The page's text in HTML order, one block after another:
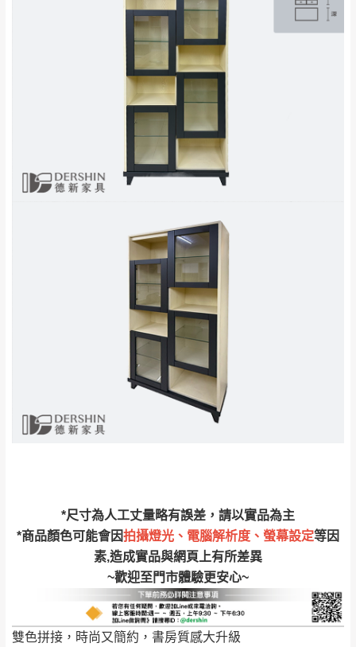
*尺寸為人工丈量略有誤差，請以實品為主
*商品顏色可能會因拍攝燈光、電腦解析度、螢幕設定等因
素,造成實品與網頁上有所差異
~歡迎至門市體驗更安心~
雙色拼接，時尚又簡約，書房質感大升級
峽山區、石碇、坪
$ 9,000以上：免
運費
$ 9,000以下：
NT$500元
＊A108產品另收運費
運費
$ 9,000以下：
NT$500元
＊A108產品另收運費
配送天數：5~14天
到貨時間：指定送貨日當天以電話聯絡確認
｜周（一）配送部門固定公休無送貨｜
雄、屏東、宜蘭、 花蓮、台東、金門、馬祖、澎湖地區
（可於LINE線上詢問 → @dershin）
法搬運上樓等因素，導致無法配送，
本公司
保有出貨的權利。
保護物流人員的工作安全，賣家無提供吊掛
服務，若需以吊車或其他的吊掛方式吊運，
費用將由買方自行支付。
因大型傢俱有組裝、配送的問題，並非一般
快速到貨商品，無法指定特定時間送達，司
機當天到貨前皆會再與您通知，讓你不用整
天在家等貨，以節省您的寶貴時間。
若您選擇三聯式或索取兩聯式發票，發票將於商品
完成出貨15個工作天另行寄出，另外約加上2~7個
工作天內送達，如遇國定假日將順延寄送。
若收到不良品，請於到貨日起七日內通知本
公司客服人員，我們將為您更換新品，運費
皆由本站負責，所有退回及換貨之商品必須
性)，若未依照上述方式處理，恕無法接受退
貨。
由於透過電腦螢幕選購商品，可能會因個人
電腦螢幕的設定色差或解析度等因素， 與實
際商品的顏色、質感稍有不同，如因此而需
退換貨，需自付來回運費及人資成本，請您